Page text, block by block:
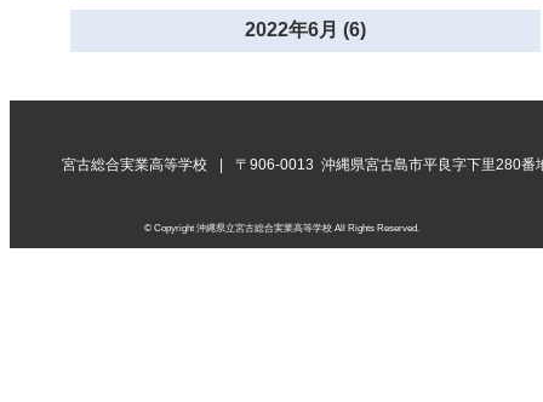
2022年6月 (6)
宮古総合実業高等学校 〒906-0013 沖縄県宮古島市平良字下里280番
© Copyright 沖縄県立宮古総合実業高等学校 All Rights Reserved.